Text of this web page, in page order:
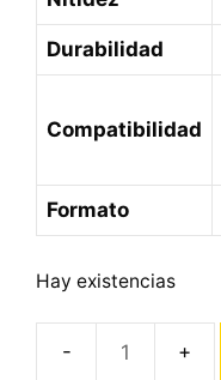
Durabilidad
Compatibilidad
Formato
Hay existencias